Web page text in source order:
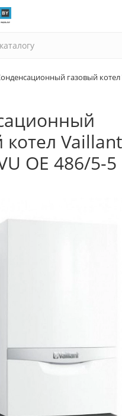
газовый котел
котел Vaillant
OE 486/5-5